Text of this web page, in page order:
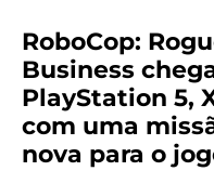
RoboCop:
Business
PlayStation 5,
com uma
nova para o